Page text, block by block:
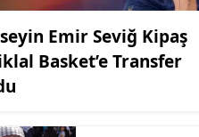
Emir Seviğ Kipaş
Basket’e Transfer